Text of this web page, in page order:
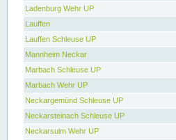
Ladenburg Wehr UP
Lauffen
Lauffen Schleuse UP
Mannheim Neckar
Marbach Schleuse UP
Marbach Wehr UP
Neckargemünd Schleuse UP
Neckarsteinach Schleuse UP
Neckarsulm Wehr UP